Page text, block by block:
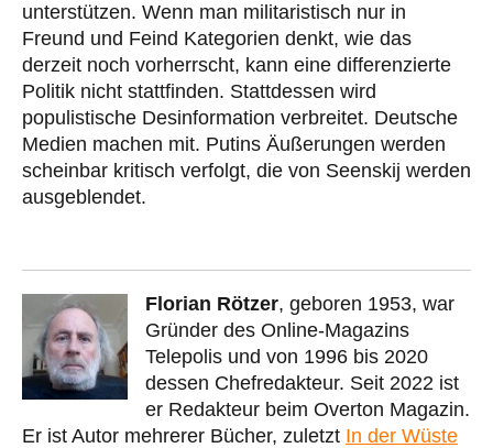
unterstützen. Wenn man militaristisch nur in
Freund und Feind Kategorien denkt, wie das
derzeit noch vorherrscht, kann eine differenzierte
Politik nicht stattfinden. Stattdessen wird
populistische Desinformation verbreitet. Deutsche
Medien machen mit. Putins Äußerungen werden
scheinbar kritisch verfolgt, die von Seenskij werden
ausgeblendet.
Florian Rötzer, geboren 1953, war
Gründer des Online-Magazins
Telepolis und von 1996 bis 2020
dessen Chefredakteur. Seit 2022 ist
er Redakteur beim Overton Magazin.
Er ist Autor mehrerer Bücher, zuletzt In der Wüste